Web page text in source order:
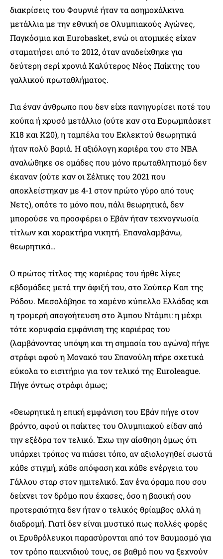
διακρίσεις του Φουρνιέ ήταν τα ασημοχάλκινα
μετάλλια με την εθνική σε Ολυμπιακούς Αγώνες,
Παγκόσμια και Eurobasket, ενώ οι ατομικές είχαν
σταματήσει από το 2012, όταν αναδείχθηκε για
δεύτερη σερί χρονιά Καλύτερος Νέος Παίκτης του
γαλλικού πρωταθλήματος.
Για έναν άνθρωπο που δεν είχε πανηγυρίσει ποτέ του
κούπα ή χρυσό μετάλλιο (ούτε καν στα Ευρωμπάσκετ
Κ18 και Κ20), η ταμπέλα του Εκλεκτού θεωρητικά
ήταν πολύ βαριά. Η αξιόλογη καριέρα του στο NBA
αναλώθηκε σε ομάδες που μόνο πρωταθλητισμό δεν
έκαναν (ούτε καν οι Σέλτικς του 2021 που
αποκλείστηκαν με 4-1 στον πρώτο γύρο από τους
Νετς), οπότε το μόνο που, πάλι θεωρητικά, δεν
μπορούσε να προσφέρει ο Εβάν ήταν τεχνογνωσία
τίτλων και χαρακτήρα νικητή. Επαναλαμβάνω,
θεωρητικά…
Ο πρώτος τίτλος της καριέρας του ήρθε λίγες
εβδομάδες μετά την άφιξή του, στο Σούπερ Καπ της
Ρόδου. Μεσολάβησε το χαμένο κύπελλο Ελλάδας και
η τρομερή απογοήτευση στο Άμπου Ντάμπι: η μέχρι
τότε κορυφαία εμφάνιση της καριέρας του
(λαμβάνοντας υπόψη και τη σημασία του αγώνα) πήγε
στράφι αφού η Μονακό του Σπανούλη πήρε σχετικά
εύκολα το εισιτήριο για τον τελικό της Euroleague.
Πήγε όντως στράφι όμως;
«Θεωρητικά η επική εμφάνιση του Εβάν πήγε στον
βρόντο, αφού οι παίκτες του Ολυμπιακού είδαν από
την εξέδρα τον τελικό. Έχω την αίσθηση όμως ότι
υπάρχει τρόπος να πιάσει τόπο, αν αξιολογηθεί σωστά
κάθε στιγμή, κάθε απόφαση και κάθε ενέργεια του
Γάλλου σταρ στον ημιτελικό. Σαν ένα όραμα που σου
δείχνει τον δρόμο που έχασες, όσο η βασική σου
προτεραιότητα δεν ήταν ο τελικός θρίαμβος αλλά η
διαδρομή. Γιατί δεν είναι μυστικό πως πολλές φορές
οι Ερυθρόλευκοι παρασύρονται από τον θαυμασμό για
τον τρόπο παιχνιδιού τους, σε βαθμό που να ξεχνούν